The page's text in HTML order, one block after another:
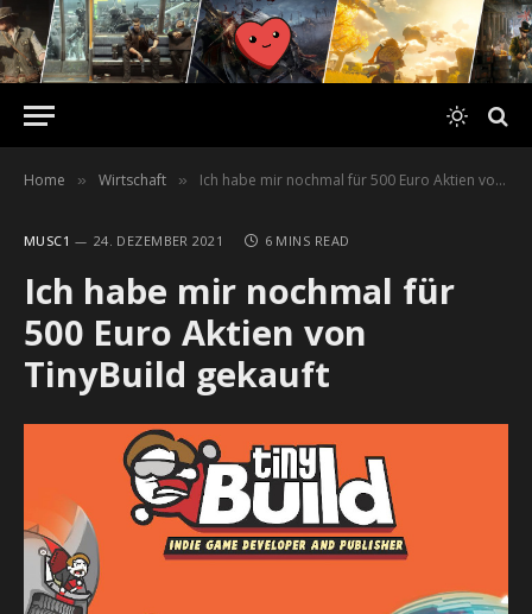
Home » Wirtschaft » Ich habe mir nochmal für 500 Euro Aktien von TinyBuild gekauft
MUSC1 24. DEZEMBER 2021 6 MINS READ
Ich habe mir nochmal für
500 Euro Aktien von
TinyBuild gekauft